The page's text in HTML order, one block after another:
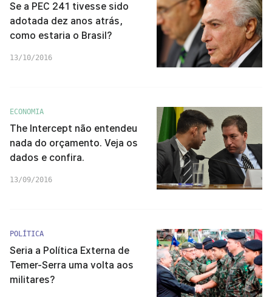
Se a PEC 241 tivesse sido
adotada dez anos atrás,
como estaria o Brasil?
13/10/2016
ECONOMIA
The Intercept não entendeu
nada do orçamento. Veja os
dados e confira.
13/09/2016
POLÍTICA
Seria a Política Externa de
Temer-Serra uma volta aos
militares?